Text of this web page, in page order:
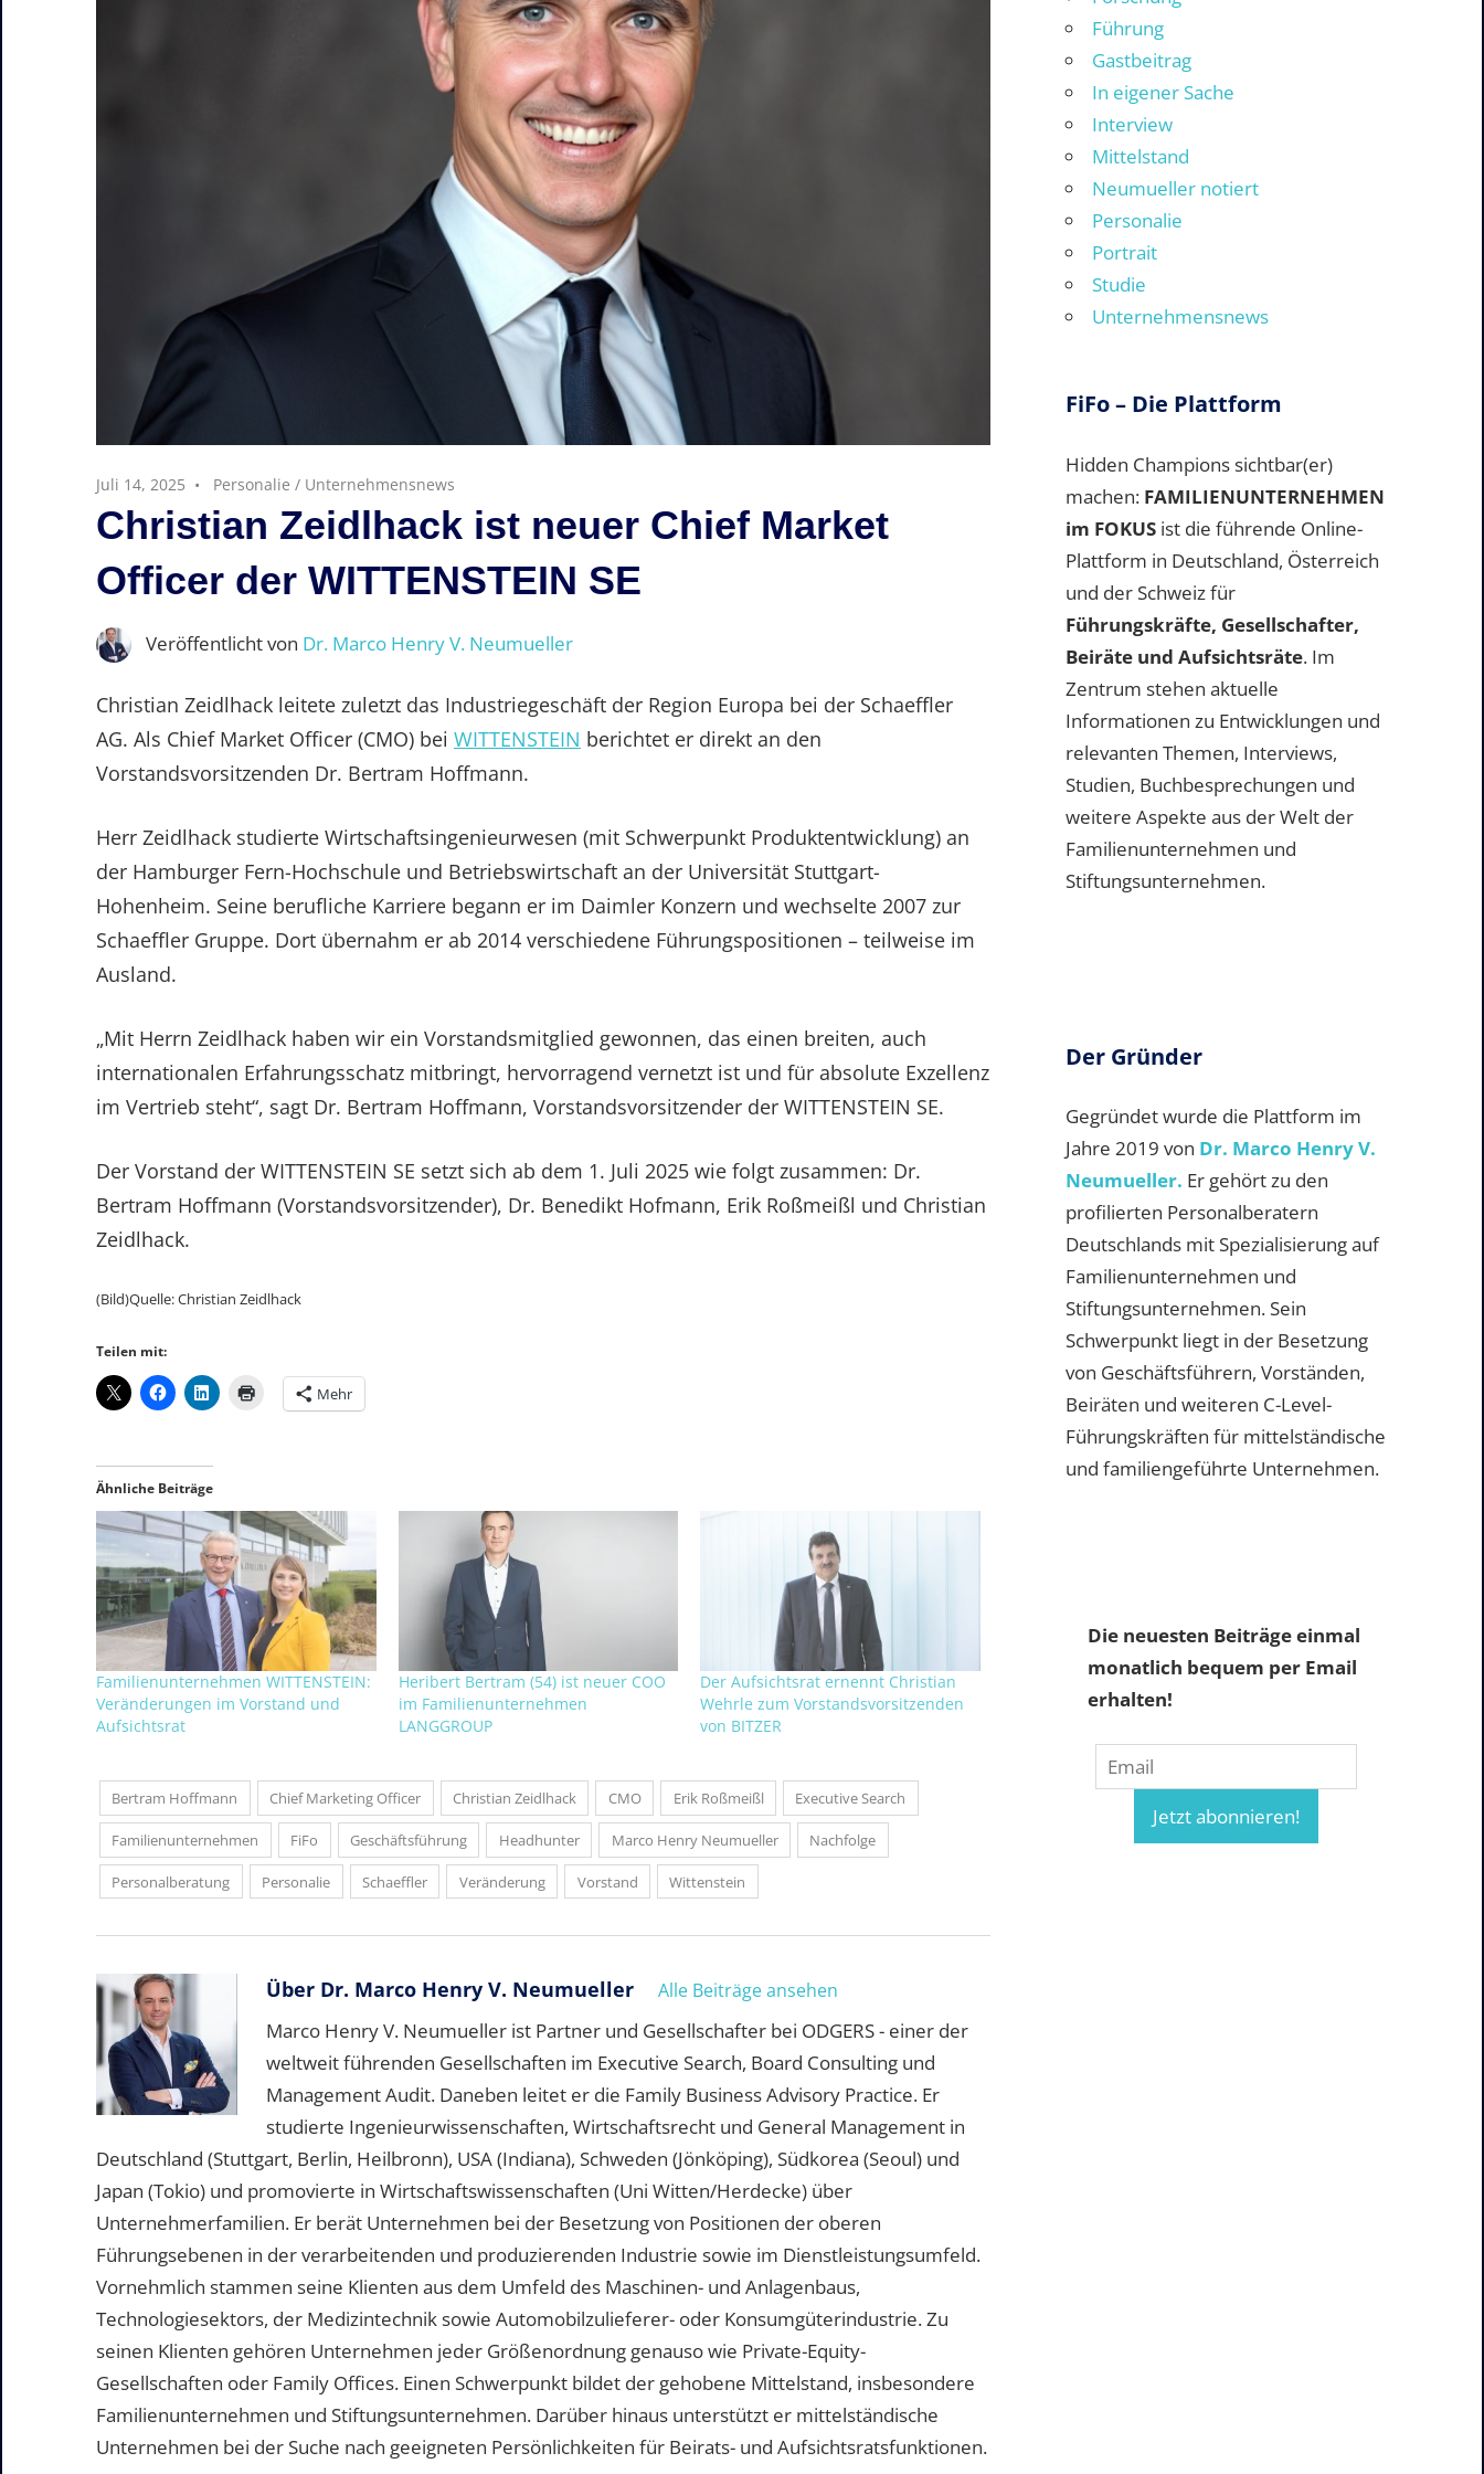
Juli 14, 2025 Personalie / Unternehmensnews
Christian Zeidlhack ist neuer Chief Market
Officer der WITTENSTEIN SE
Veröffentlicht von Dr. Marco Henry V. Neumueller
Christian Zeidlhack leitete zuletzt das Industriegeschäft der Region Europa bei der Schaeffler
AG. Als Chief Market Officer (CMO) bei WITTENSTEIN berichtet er direkt an den
Vorstandsvorsitzenden Dr. Bertram Hoffmann.
Herr Zeidlhack studierte Wirtschaftsingenieurwesen (mit Schwerpunkt Produktentwicklung) an
der Hamburger Fern-Hochschule und Betriebswirtschaft an der Universität Stuttgart-
Hohenheim. Seine berufliche Karriere begann er im Daimler Konzern und wechselte 2007 zur
Schaeffler Gruppe. Dort übernahm er ab 2014 verschiedene Führungspositionen – teilweise im
Ausland.
„Mit Herrn Zeidlhack haben wir ein Vorstandsmitglied gewonnen, das einen breiten, auch
internationalen Erfahrungsschatz mitbringt, hervorragend vernetzt ist und für absolute Exzellenz
im Vertrieb steht“, sagt Dr. Bertram Hoffmann, Vorstandsvorsitzender der WITTENSTEIN SE.
Der Vorstand der WITTENSTEIN SE setzt sich ab dem 1. Juli 2025 wie folgt zusammen: Dr.
Bertram Hoffmann (Vorstandsvorsitzender), Dr. Benedikt Hofmann, Erik Roßmeißl und Christian
Zeidlhack.
(Bild)Quelle: Christian Zeidlhack
Teilen mit:
Mehr
Ähnliche Beiträge
Familienunternehmen WITTENSTEIN:
Veränderungen im Vorstand und
Aufsichtsrat
Heribert Bertram (54) ist neuer COO
im Familienunternehmen
LANGGROUP
Der Aufsichtsrat ernennt Christian
Wehrle zum Vorstandsvorsitzenden
von BITZER
Bertram Hoffmann Chief Marketing Officer Christian Zeidlhack CMO Erik Roßmeißl Executive Search
Familienunternehmen FiFo Geschäftsführung Headhunter Marco Henry Neumueller Nachfolge
Personalberatung Personalie Schaeffler Veränderung Vorstand Wittenstein
Über Dr. Marco Henry V. Neumueller Alle Beiträge ansehen
Marco Henry V. Neumueller ist Partner und Gesellschafter bei ODGERS - einer der
weltweit führenden Gesellschaften im Executive Search, Board Consulting und
Management Audit. Daneben leitet er die Family Business Advisory Practice. Er
studierte Ingenieurwissenschaften, Wirtschaftsrecht und General Management in
Deutschland (Stuttgart, Berlin, Heilbronn), USA (Indiana), Schweden (Jönköping), Südkorea (Seoul) und
Japan (Tokio) und promovierte in Wirtschaftswissenschaften (Uni Witten/Herdecke) über
Unternehmerfamilien. Er berät Unternehmen bei der Besetzung von Positionen der oberen
Führungsebenen in der verarbeitenden und produzierenden Industrie sowie im Dienstleistungsumfeld.
Vornehmlich stammen seine Klienten aus dem Umfeld des Maschinen- und Anlagenbaus,
Technologiesektors, der Medizintechnik sowie Automobilzulieferer- oder Konsumgüterindustrie. Zu
seinen Klienten gehören Unternehmen jeder Größenordnung genauso wie Private-Equity-
Gesellschaften oder Family Offices. Einen Schwerpunkt bildet der gehobene Mittelstand, insbesondere
Familienunternehmen und Stiftungsunternehmen. Darüber hinaus unterstützt er mittelständische
Unternehmen bei der Suche nach geeigneten Persönlichkeiten für Beirats- und Aufsichtsratsfunktionen.
Führung
Gastbeitrag
In eigener Sache
Interview
Mittelstand
Neumueller notiert
Personalie
Portrait
Studie
Unternehmensnews
FiFo – Die Plattform
Hidden Champions sichtbar(er)
machen: FAMILIENUNTERNEHMEN
im FOKUS ist die führende Online-
Plattform in Deutschland, Österreich
und der Schweiz für
Führungskräfte, Gesellschafter,
Beiräte und Aufsichtsräte. Im
Zentrum stehen aktuelle
Informationen zu Entwicklungen und
relevanten Themen, Interviews,
Studien, Buchbesprechungen und
weitere Aspekte aus der Welt der
Familienunternehmen und
Stiftungsunternehmen.
Der Gründer
Gegründet wurde die Plattform im
Jahre 2019 von Dr. Marco Henry V.
Neumueller. Er gehört zu den
profilierten Personalberatern
Deutschlands mit Spezialisierung auf
Familienunternehmen und
Stiftungsunternehmen. Sein
Schwerpunkt liegt in der Besetzung
von Geschäftsführern, Vorständen,
Beiräten und weiteren C-Level-
Führungskräften für mittelständische
und familiengeführte Unternehmen.
Die neuesten Beiträge einmal
monatlich bequem per Email
erhalten!